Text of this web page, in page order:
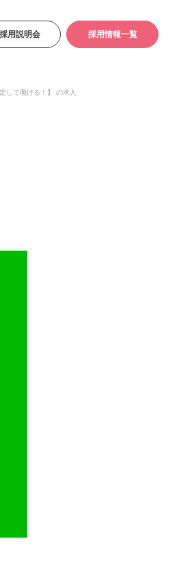
用説明会 採用情報一覧
して働ける！】 の求人